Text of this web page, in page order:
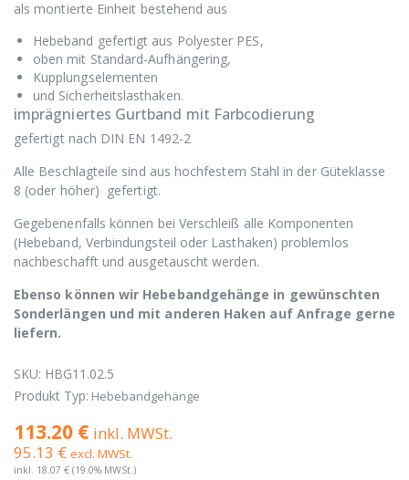
als montierte Einheit bestehend aus
Hebeband gefertigt aus Polyester PES,
oben mit Standard-Aufhängering,
Kupplungselementen
und Sicherheitslasthaken.
imprägniertes Gurtband mit Farbcodierung
gefertigt nach DIN EN 1492-2
Alle Beschlagteile sind aus hochfestem Stahl in der Güteklasse
8 (oder höher) gefertigt.
Gegebenenfalls können bei Verschleiß alle Komponenten
(Hebeband, Verbindungsteil oder Lasthaken) problemlos
nachbeschafft und ausgetauscht werden.
Ebenso können wir Hebebandgehänge in gewünschten
Sonderlängen und mit anderen Haken auf Anfrage gerne
liefern.
SKU: HBG11.02.5
Produkt Typ: Hebebandgehänge
113.20 € inkl. MWSt.
95.13 € excl. MWSt.
inkl. 18.07 € (19.0% MWSt.)